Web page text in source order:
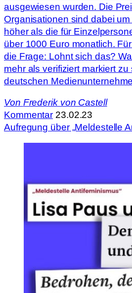
ausgewiesen wurden. Die
Organisationen sind dabei
höher als die für
über 1000 Euro monatlich.
die Frage: Lohnt sich das?
mehr als verifiziert markiert
deutschen
Von Frederik von Castell
Kommentar 23.02.23
Aufregung über „Meldestelle